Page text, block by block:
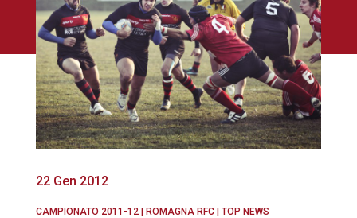
22 Gen 2012
CAMPIONATO 2011-12| ROMAGNA RFC| TOP NEWS